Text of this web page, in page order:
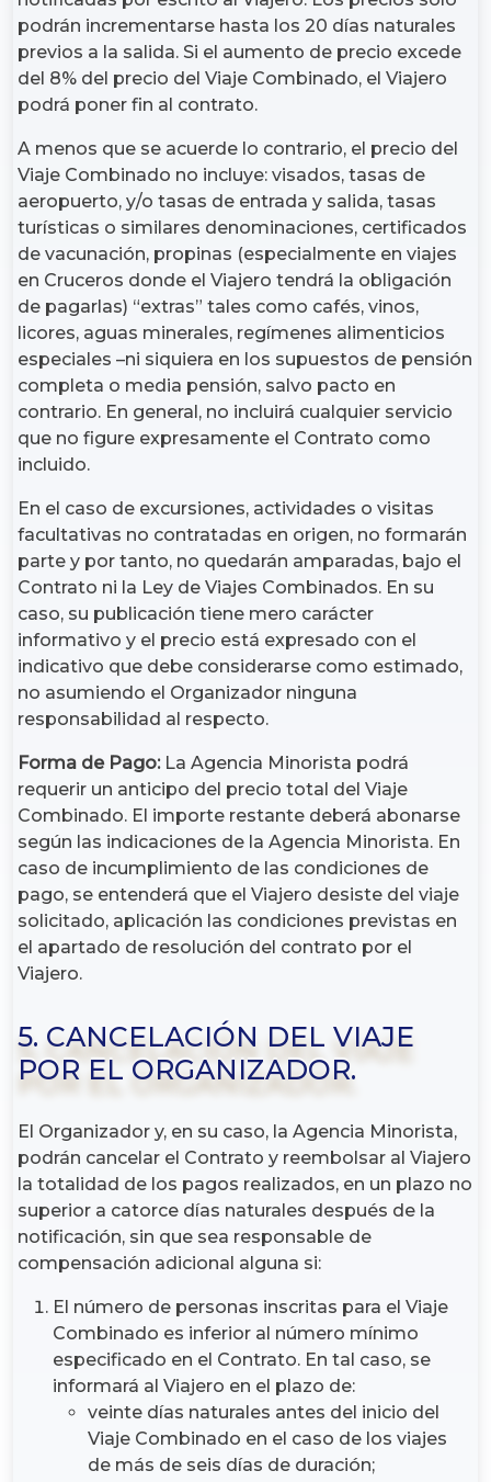
podrán incrementarse hasta los 20 días naturales
previos a la salida. Si el aumento de precio excede
del 8% del precio del Viaje Combinado, el Viajero
podrá poner fin al contrato.
A menos que se acuerde lo contrario, el precio del
Viaje Combinado no incluye: visados, tasas de
aeropuerto, y/o tasas de entrada y salida, tasas
turísticas o similares denominaciones, certificados
de vacunación, propinas (especialmente en viajes
en Cruceros donde el Viajero tendrá la obligación
de pagarlas) “extras” tales como cafés, vinos,
licores, aguas minerales, regímenes alimenticios
especiales –ni siquiera en los supuestos de pensión
completa o media pensión, salvo pacto en
contrario. En general, no incluirá cualquier servicio
que no figure expresamente el Contrato como
incluido.
En el caso de excursiones, actividades o visitas
facultativas no contratadas en origen, no formarán
parte y por tanto, no quedarán amparadas, bajo el
Contrato ni la Ley de Viajes Combinados. En su
caso, su publicación tiene mero carácter
informativo y el precio está expresado con el
indicativo que debe considerarse como estimado,
no asumiendo el Organizador ninguna
responsabilidad al respecto.
Forma de Pago:La Agencia Minorista podrá
requerir un anticipo del precio total del Viaje
Combinado. El importe restante deberá abonarse
según las indicaciones de la Agencia Minorista. En
caso de incumplimiento de las condiciones de
pago, se entenderá que el Viajero desiste del viaje
solicitado, aplicación las condiciones previstas en
el apartado de resolución del contrato por el
Viajero.
5. CANCELACIÓN DEL VIAJE
POR EL ORGANIZADOR.
El Organizador y, en su caso, la Agencia Minorista,
podrán cancelar el Contrato y reembolsar al Viajero
la totalidad de los pagos realizados, en un plazo no
superior a catorce días naturales después de la
notificación, sin que sea responsable de
compensación adicional alguna si:
El número de personas inscritas para el Viaje
Combinado es inferior al número mínimo
especificado en el Contrato. En tal caso, se
informará al Viajero en el plazo de:
veinte días naturales antes del inicio del
Viaje Combinado en el caso de los viajes
de más de seis días de duración;